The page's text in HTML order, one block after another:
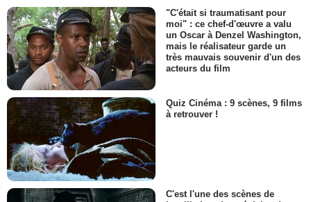
"C'était si traumatisant pour
moi" : ce chef-d'œuvre a valu
un Oscar à Denzel Washington,
mais le réalisateur garde un
très mauvais souvenir d'un des
acteurs du film
Quiz Cinéma : 9 scènes, 9 films
à retrouver !
C'est l'une des scènes de